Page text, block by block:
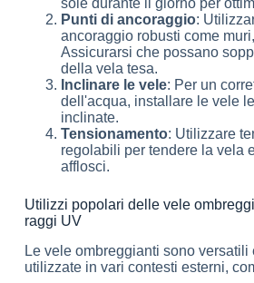
sole durante il giorno per
Punti di ancoraggio:
ancoraggio robusti come
Assicurarsi che possano
della vela tesa.
Inclinare le vele: Per un
dell'acqua, installare le vele
inclinate.
Tensionamento: Utilizzare
regolabili per tendere la vela
afflosci.
Utilizzi popolari delle vele
raggi UV
Le vele ombreggianti sono versatili
utilizzate in vari contesti esterni,